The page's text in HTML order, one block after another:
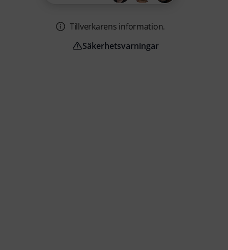
Tillverkarens information.
Säkerhetsvarningar